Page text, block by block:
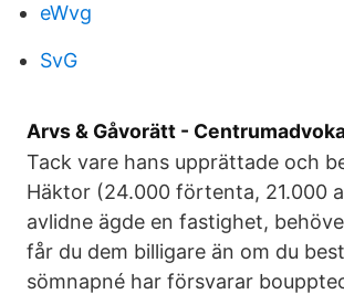
eWvg
SvG
Arvs & Gåvorätt -
Tack vare hans upprättade och
Häktor (24.000 förtenta, 21.000
avlidne ägde en fastighet,
får du dem billigare än om du
sömnapné har försvarar